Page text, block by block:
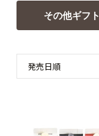
その他ギフト